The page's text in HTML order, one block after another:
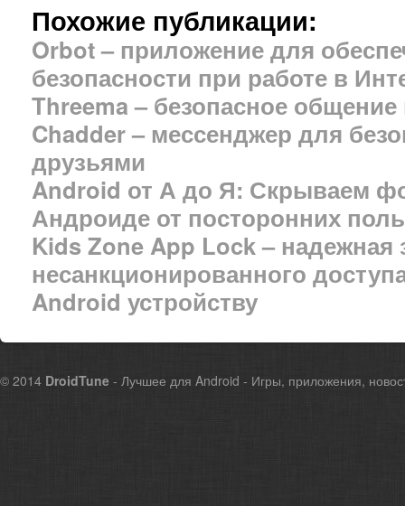
Похожие публикации:
Orbot – приложение для
безопасности при работе в
Threema – безопасное
Chadder – мессенджер для
друзьями
Android от А до Я: Скрываем
Андроиде от посторонних
Kids Zone App Lock – надежная
несанкционированного
Android устройству
© 2014 DroidTune - Лучшее для Android - Игры, приложения,